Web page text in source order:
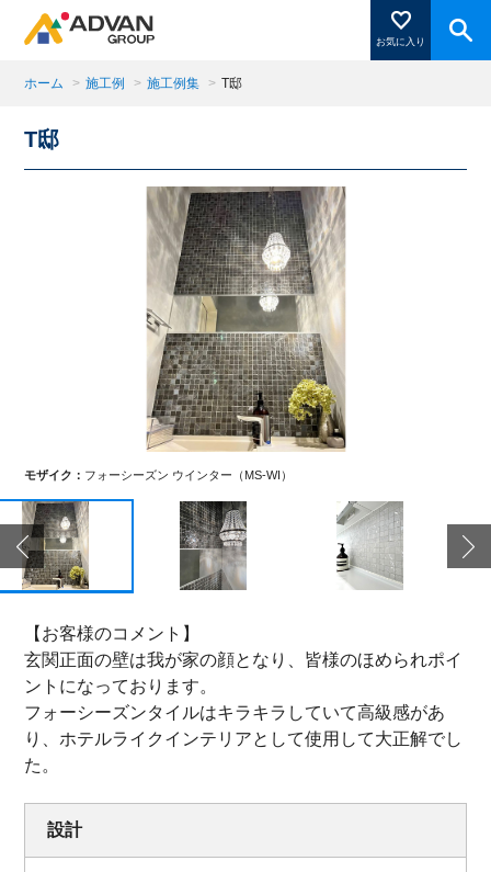
お気に入り
商品ページにある「お気に入り登録」を押すと登録した
商品がここに表示されます。
閉じる
ホーム > 施工例 > 施工例集 > T邸
T邸
モザイク： フォーシーズン ウインター（MS-WI）
【お客様のコメント】
玄関正面の壁は我が家の顔となり、皆様のほめられポイ
ントになっております。
フォーシーズンタイルはキラキラしていて高級感があ
り、ホテルライクインテリアとして使用して大正解でし
た。
設計